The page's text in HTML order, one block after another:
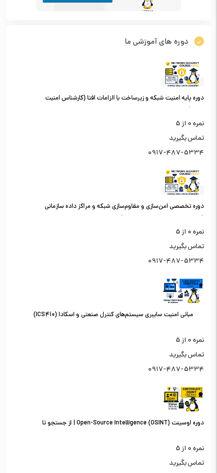
دوره های آموزشی ما
دوره پایه امنیت شبکه و زیرساخت با الزامات افتا (کارشناس امنیت
شبکه)
نمره0 از 5
تماس بگیرید
0917-487-5334
دوره تخصصی امن‌سازی و مقاوم‌سازی شبکه و مراکز داده سازمانی
(کارشناس امنیت شبکه سطح یک)
نمره0 از 5
تماس بگیرید
0917-487-5334
مبانی امنیت سایبری سیستم‌های کنترل صنعتی و اسکادا (ICS410)
نمره0 از 5
تماس بگیرید
0917-487-5334
دوره اوسینت (OSINT) Open-Source Intelligence | از جستجو تا
نمره0 از 5
تماس بگیرید